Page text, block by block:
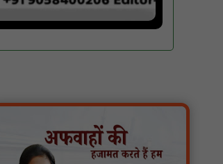
विभिन्न विकास कार्यों का किया शिलान्यास एवं
लोकार्पण : NN81